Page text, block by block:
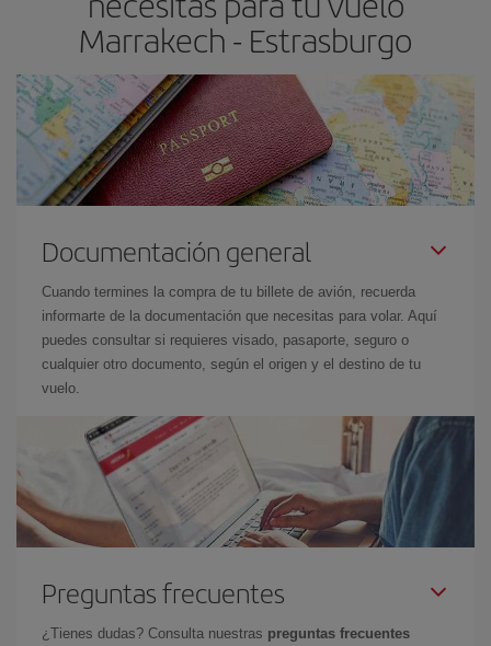
Marrakech - Estrasburgo
Documentación general
Cuando termines la compra de tu billete de avión, recuerda
informarte de la documentación que necesitas para volar. Aquí
puedes consultar si requieres visado, pasaporte, seguro o
cualquier otro documento, según el origen y el destino de tu
vuelo.
Preguntas frecuentes
¿Tienes dudas? Consulta nuestras preguntas frecuentes